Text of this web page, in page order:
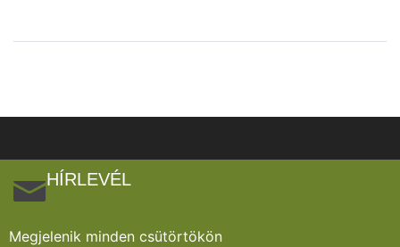
HÍRLEVÉL
Megjelenik minden csütörtökön